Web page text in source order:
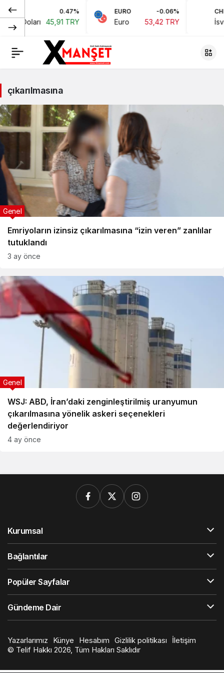
0.47%
Doları 45,91 TRY
EURO -0.06%
Euro 53,42 TRY
CHF
çıkarılmasına
Emriyoların izinsiz çıkarılmasına “izin veren” zanlılar
tutuklandı
Genel
3 ay önce
WSJ: ABD, İran’daki zenginleştirilmiş uranyumun
çıkarılmasına yönelik askeri seçenekleri
değerlendiriyor
Genel
4 ay önce
Kurumsal
Bağlantılar
Popüler Sayfalar
Gündeme Dair
Yazarlarımız Künye Hesabım Gizlilik politikası
İletişim
© Telif Hakkı 2026, Tüm Hakları Saklıdır